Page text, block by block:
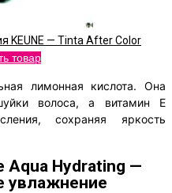
KEUNE — Tinta After Color
товар
лимонная кислота. Она
волоса, а витамин Е
сохраняя яркость
Aqua Hydrating —
увлажнение